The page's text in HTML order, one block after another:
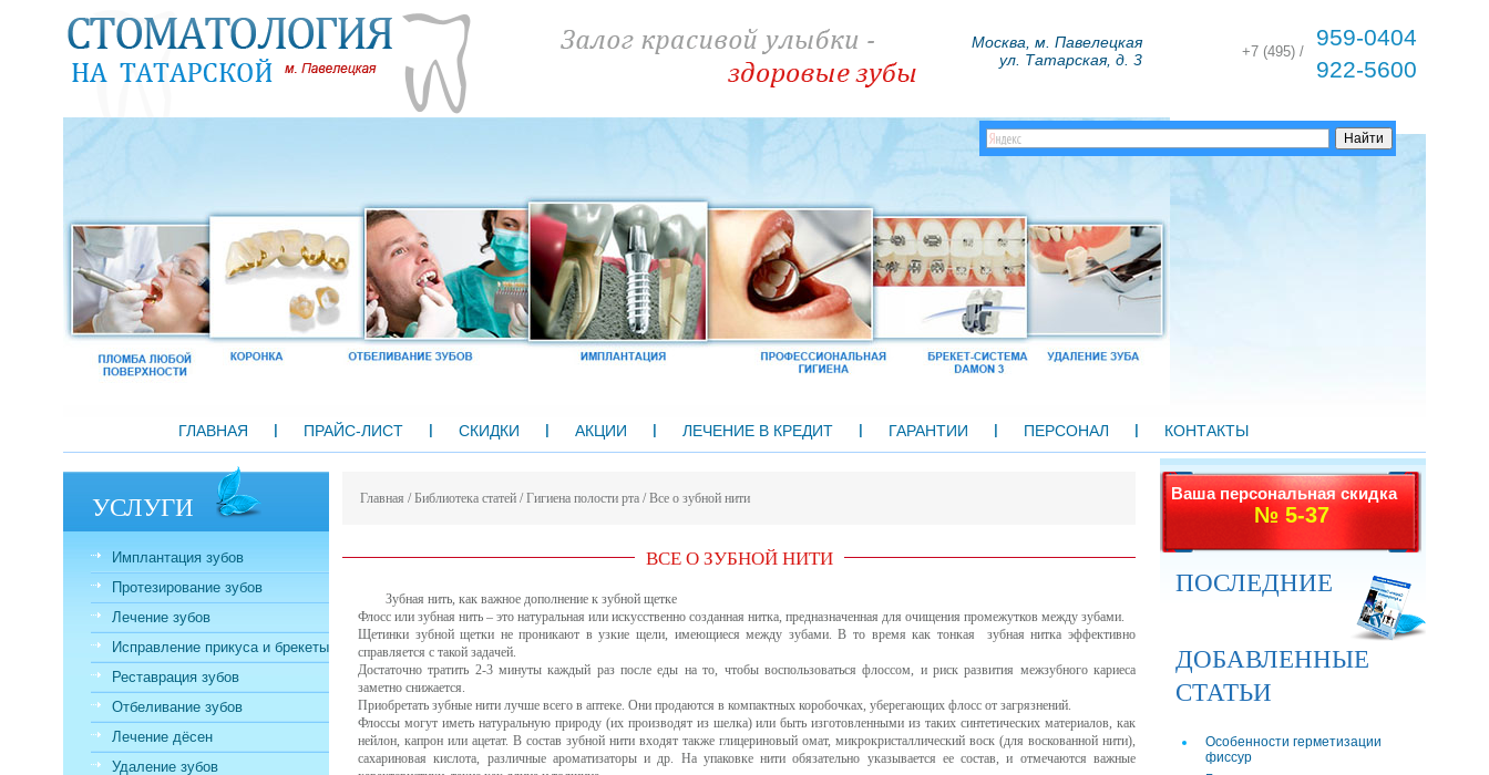
+7 (495) /
959-0404
922-5600
Москва, м. Павелецкая
ул. Татарская, д. 3
ГЛАВНАЯ ПРАЙС-ЛИСТ СКИДКИ АКЦИИ ЛЕЧЕНИЕ В КРЕДИТ ГАРАНТИИ ПЕРСОНАЛ КОНТАКТЫ
Ваша персональная скидка
№ 5-37
ПОСЛЕДНИЕ
ДОБАВЛЕННЫЕ
СТАТЬИ
Особенности герметизации
фиссур
УСЛУГИ
Имплантация зубов
Протезирование зубов
Лечение зубов
Исправление прикуса и брекеты
Реставрация зубов
Отбеливание зубов
Лечение дёсен
Удаление зубов
Главная /Библиотека статей /Гигиена полости рта /Все о зубной нити
ВСЕ О ЗУБНОЙ НИТИ
Зубная нить, как важное дополнение к зубной щетке
Флосс или зубная нить – это натуральная или искусственно созданная нитка, предназначенная для очищения промежутков между зубами.
Щетинки зубной щетки не проникают в узкие щели, имеющиеся между зубами. В то время как тонкая зубная нитка эффективно
справляется с такой задачей.
Достаточно тратить 2-3 минуты каждый раз после еды на то, чтобы воспользоваться флоссом, и риск развития межзубного кариеса
заметно снижается.
Приобретать зубные нити лучше всего в аптеке. Они продаются в компактных коробочках, уберегающих флосс от загрязнений.
Флоссы могут иметь натуральную природу (их производят из шелка) или быть изготовленными из таких синтетических материалов, как
нейлон, капрон или ацетат. В состав зубной нити входят также глицериновый омат, микрокристаллический воск (для воскованной нити),
сахариновая кислота, различные ароматизаторы и др. На упаковке нити обязательно указывается ее состав, и отмечаются важные